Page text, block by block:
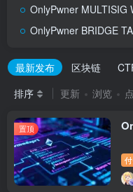
OnlyPwner MULTISIG
OnlyPwner BRIDGE
最新发布 区块链
排序
更新 浏览
置顶